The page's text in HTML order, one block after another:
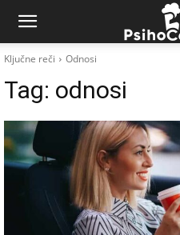
Ključne reči Odnosi
Tag: odnosi